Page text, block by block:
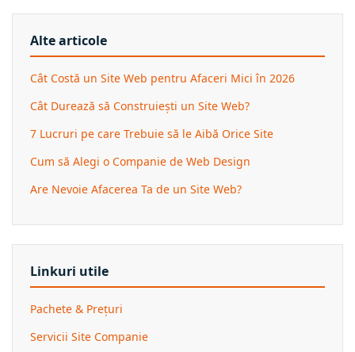
Alte articole
Cât Costă un Site Web pentru Afaceri Mici în 2026
Cât Durează să Construiești un Site Web?
7 Lucruri pe care Trebuie să le Aibă Orice Site
Cum să Alegi o Companie de Web Design
Are Nevoie Afacerea Ta de un Site Web?
Linkuri utile
Pachete & Prețuri
Servicii Site Companie